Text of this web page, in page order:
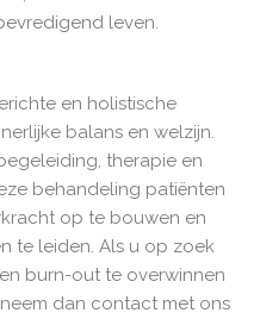
leven.
en holistische
balans en welzijn.
therapie en
behandeling patiënten
op te bouwen en
te leiden. Als u op zoek
burn-out te overwinnen
dan contact met ons